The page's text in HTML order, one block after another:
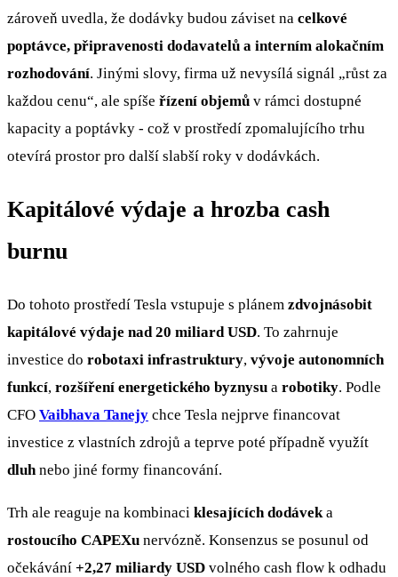
zároveň uvedla, že dodávky budou záviset na celkové
poptávce, připravenosti dodavatelů a interním alokačním
rozhodování. Jinými slovy, firma už nevysílá signál „růst za
každou cenu“, ale spíše řízení objemů v rámci dostupné
kapacity a poptávky - což v prostředí zpomalujícího trhu
otevírá prostor pro další slabší roky v dodávkách.
Kapitálové výdaje a hrozba cash
burnu
Do tohoto prostředí Tesla vstupuje s plánem zdvojnásobit
kapitálové výdaje nad 20 miliard USD. To zahrnuje
investice do robotaxi infrastruktury, vývoje autonomních
funkcí, rozšíření energetického byznysu a robotiky. Podle
CFO Vaibhava Tanejy chce Tesla nejprve financovat
investice z vlastních zdrojů a teprve poté případně využít
dluhnebo jiné formy financování.
Trh ale reaguje na kombinaci klesajících dodáveka
rostoucího CAPEXu nervózně. Konsenzus se posunul od
očekávání +2,27 miliardy USD volného cash flow k odhadu